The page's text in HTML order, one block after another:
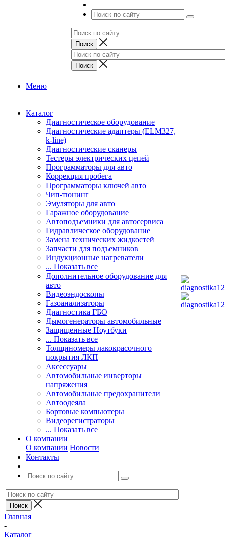
Меню
Каталог
Диагностическое оборудование
Диагностические адаптеры (ELM327,
k-line)
Диагностические сканеры
Тестеры электрических цепей
Программаторы для авто
Коррекция пробега
Программаторы ключей авто
Чип-тюнинг
Эмуляторы для авто
Гаражное оборудование
Автоподъемники для автосервиса
Гидравлическое оборудование
Замена технических жидкостей
Запчасти для подъемников
Индукционные нагреватели
... Показать все
Дополнительное оборудование для
авто
Видеоэндоскопы
Газоанализаторы
Диагностика ГБО
Дымогенераторы автомобильные
Защищенные Ноутбуки
... Показать все
Толщиномеры лакокрасочного
покрытия ЛКП
Аксессуары
Автомобильные инверторы
напряжения
Автомобильные предохранители
Автоодеяла
Бортовые компьютеры
Видеорегистраторы
... Показать все
О компании
О компании Новости
Контакты
Главная
-
Каталог